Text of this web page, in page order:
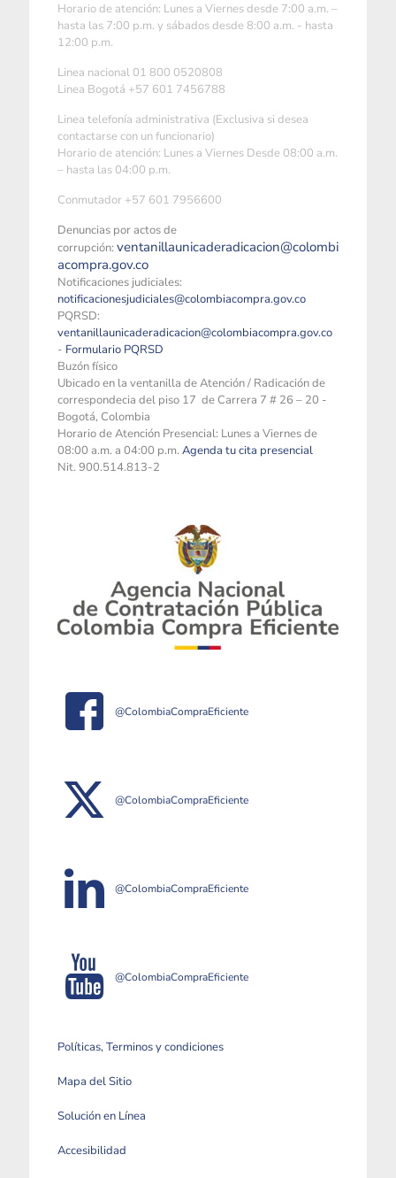
Horario de atención: Lunes a Viernes desde 7:00 a.m. –
hasta las 7:00 p.m. y sábados desde 8:00 a.m. - hasta
12:00 p.m.
Linea nacional 01 800 0520808
Linea Bogotá +57 601 7456788
Linea telefonía administrativa (Exclusiva si desea
contactarse con un funcionario)
Horario de atención: Lunes a Viernes Desde 08:00 a.m.
– hasta las 04:00 p.m.
Conmutador +57 601 7956600
Denuncias por actos de
corrupción: ventanillaunicaderadicacion@colombi
acompra.gov.co
Notificaciones judiciales:
notificacionesjudiciales@colombiacompra.gov.co
PQRSD:
ventanillaunicaderadicacion@colombiacompra.gov.co
- Formulario PQRSD
Buzón físico
Ubicado en la ventanilla de Atención / Radicación de
correspondecia del piso 17 de Carrera 7 # 26 – 20 -
Bogotá, Colombia
Horario de Atención Presencial: Lunes a Viernes de
08:00 a.m. a 04:00 p.m. Agenda tu cita presencial
Nit. 900.514.813-2
@ColombiaCompraEficiente
@ColombiaCompraEficiente
@ColombiaCompraEficiente
@ColombiaCompraEficiente
Políticas, Terminos y condiciones
Mapa del Sitio
Solución en Línea
Accesibilidad